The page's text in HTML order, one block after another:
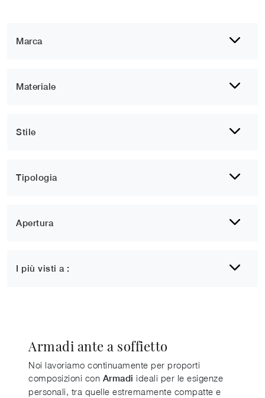
Marca
Materiale
Stile
Tipologia
Apertura
I più visti a :
Armadi ante a soffietto
Noi lavoriamo continuamente per proporti
composizioni con Armadi ideali per le esigenze
personali, tra quelle estremamente compatte e